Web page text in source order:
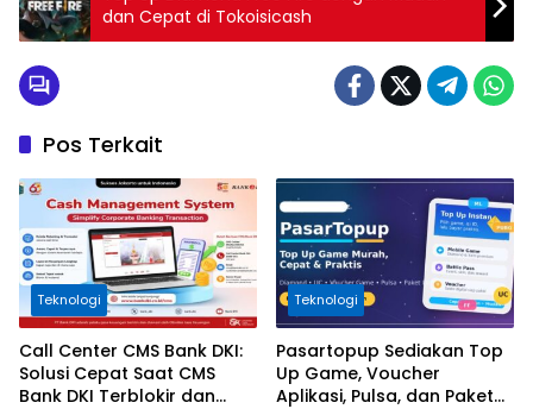
dan Cepat di Tokoisicash
Pos Terkait
Teknologi
Call Center CMS Bank DKI:
Solusi Cepat Saat CMS
Bank DKI Terblokir dan
Teknologi
Pasartopup Sediakan Top
Up Game, Voucher
Aplikasi, Pulsa, dan Paket